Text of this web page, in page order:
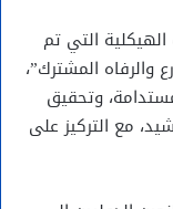
التي تم
والرفاه المشترك”،
وتحقيق
مع التركيز على